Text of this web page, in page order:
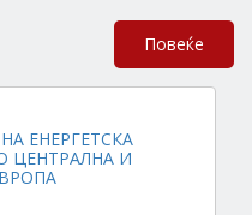
Повеќе
ЕНЕРГЕТСКА
ЦЕНТРАЛНА И